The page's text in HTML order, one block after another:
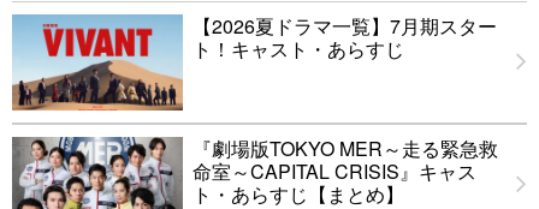
【2026夏ドラマ一覧】7月期スター
ト！キャスト・あらすじ
『劇場版TOKYO MER～走る緊急救
命室～CAPITAL CRISIS』キャス
ト・あらすじ【まとめ】